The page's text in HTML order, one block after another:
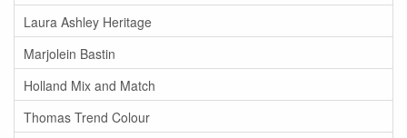
Laura Ashley Heritage
Marjolein Bastin
Holland Mix and Match
Thomas Trend Colour